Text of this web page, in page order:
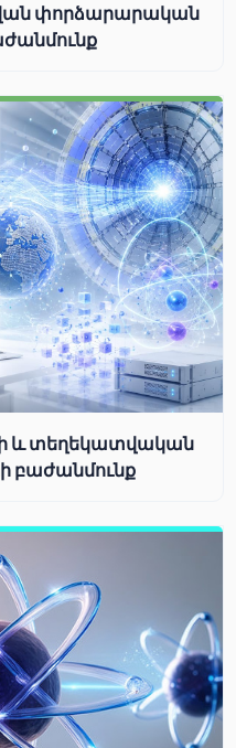
փորձարարական
և տեղեկատվական
բաժանմունք